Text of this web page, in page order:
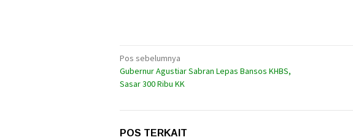
Navigasi
pos
Pos sebelumnya
Gubernur Agustiar Sabran Lepas Bansos KHBS,
Sasar 300 Ribu KK
POS TERKAIT